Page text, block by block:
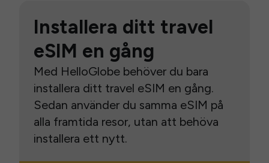
Installera ditt travel
eSIM en gång
Med HelloGlobe behöver du bara
installera ditt travel eSIM en gång.
Sedan använder du samma eSIM på
alla framtida resor, utan att behöva
installera ett nytt.